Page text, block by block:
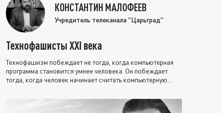
КОНСТАНТИН МАЛОФЕЕВ
Учредитель телеканала "Царьград"
Технофашисты XXI века
Технофашизм побеждает не тогда, когда компьютерная
программа становится умнее человека. Он побеждает
тогда, когда человек начинает считать компьютерную